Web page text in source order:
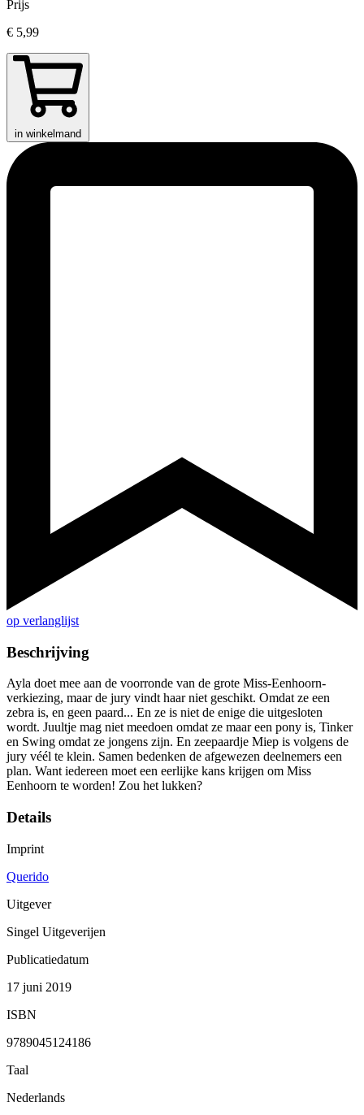
Prijs
€ 5,99
in winkelmand
op verlanglijst
Beschrijving
Ayla doet mee aan de voorronde van de grote Miss-Eenhoorn-
verkiezing, maar de jury vindt haar niet geschikt. Omdat ze een
zebra is, en geen paard... En ze is niet de enige die uitgesloten
wordt. Juultje mag niet meedoen omdat ze maar een pony is, Tinker
en Swing omdat ze jongens zijn. En zeepaardje Miep is volgens de
jury véél te klein. Samen bedenken de afgewezen deelnemers een
plan. Want iedereen moet een eerlijke kans krijgen om Miss
Eenhoorn te worden! Zou het lukken?
Details
Imprint
Querido
Uitgever
Singel Uitgeverijen
Publicatiedatum
17 juni 2019
ISBN
9789045124186
Taal
Nederlands